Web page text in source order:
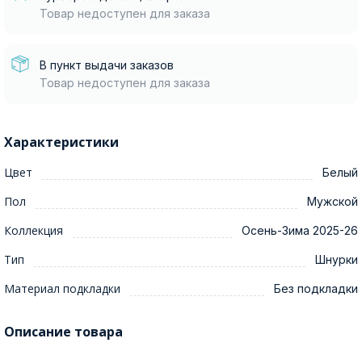
Товар недоступен для заказа
В пункт выдачи заказов
Товар недоступен для заказа
Характеристики
Цвет Белый
Пол Мужской
Коллекция Осень-Зима 2025-26
Тип Шнурки
Материал подкладки Без подкладки
Описание товара